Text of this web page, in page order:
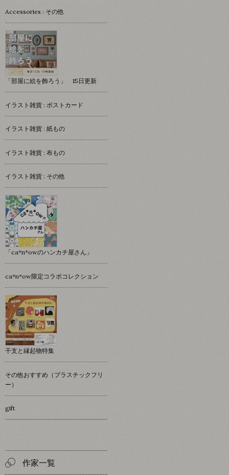
Accessories : その他
「部屋に絵を飾ろう」 15日更新
イラスト雑貨 : ポストカード
イラスト雑貨 : 紙もの
イラスト雑貨 : 布もの
イラスト雑貨 : その他
「ca*n*owのハンカチ屋さん」
ca*n*ow限定コラボコレクション
干支と縁起物特集
その他おすすめ（プラスチックフリ
ー）
gift
作家一覧